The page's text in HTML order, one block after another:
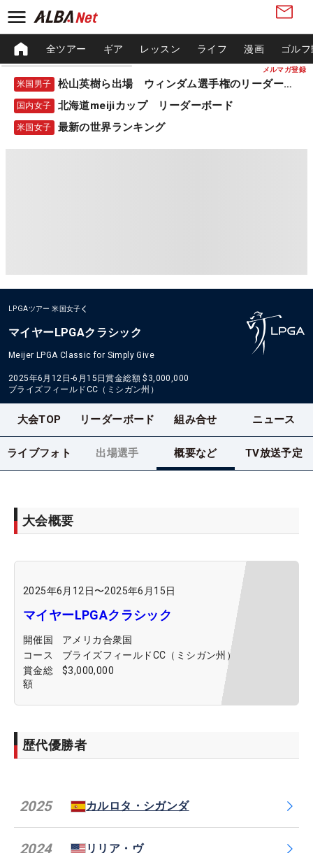
メルマガ登録
全ツアー ギア レッスン ライフ 漫画 ゴル
米国男子 松山英樹ら出場 ウィンダム選手権のリーダーボード
国内女子 北海道meijiカップ リーダーボード
米国女子 最新の世界ランキング
LPGAツアー 米国女子
マイヤーLPGAクラシック
Meijer LPGA Classic for Simply Give
2025年6月12日-6月15日賞金総額 $3,000,000
ブライズフィールドCC（ミシガン州）
大会TOP リーダーボード 組み合せ ニュース
ライブフォト 出場選手 概要など TV放送予定
大会概要
2025年6月12日〜2025年6月15日
マイヤーLPGAクラシック
開催国
アメリカ合衆国
コース
ブライズフィールドCC（ミシガン州）
賞金総
額
$3,000,000
歴代優勝者
2025 カルロタ・シガンダ
2024 リリア・ヴ